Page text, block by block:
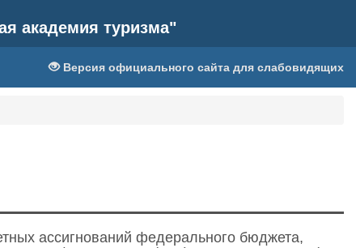
академия туризма"
Версия официального сайта для слабовидящих
ассигнований федерального бюджета,